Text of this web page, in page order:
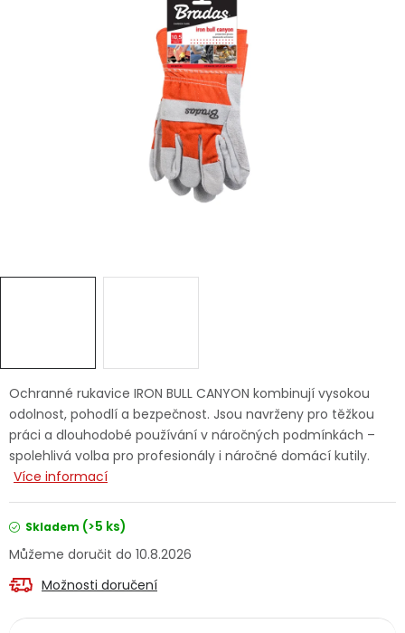
Značky
Servis nářadí Hodnocení obchodu
Ochranné rukavice IRON BULL CANYON kombinují vysokou
odolnost, pohodlí a bezpečnost. Jsou navrženy pro těžkou
práci a dlouhodobé používání v náročných podmínkách –
spolehlivá volba pro profesionály i náročné domácí kutily.
Více informací
Skladem (>5 ks)
10.8.2026
Možnosti doručení